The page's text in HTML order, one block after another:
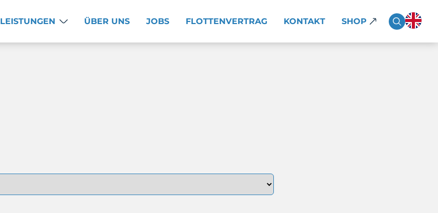
LEISTUNGEN ÜBER UNS JOBS FLOTTENVERTRAG KONTAKT SHOP